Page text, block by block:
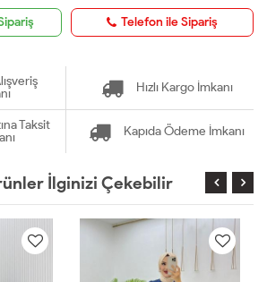
Telefon ile Sipariş
Hızlı Kargo İmkanı
Taksit
Kapıda Ödeme İmkanı
İlginizi Çekebilir